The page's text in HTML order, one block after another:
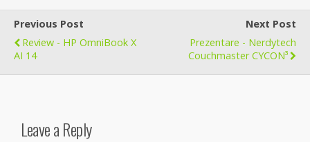
Previous Post
Review - HP OmniBook X
AI 14
Next Post
Prezentare - Nerdytech
Couchmaster CYCON³
Leave a Reply